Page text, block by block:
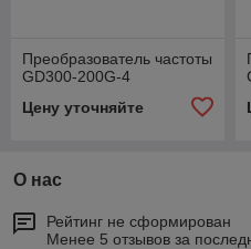
Преобразователь частоты
GD300-200G-4
Цену уточняйте
О нас
Рейтинг не сформирован
Менее 5 отзывов за